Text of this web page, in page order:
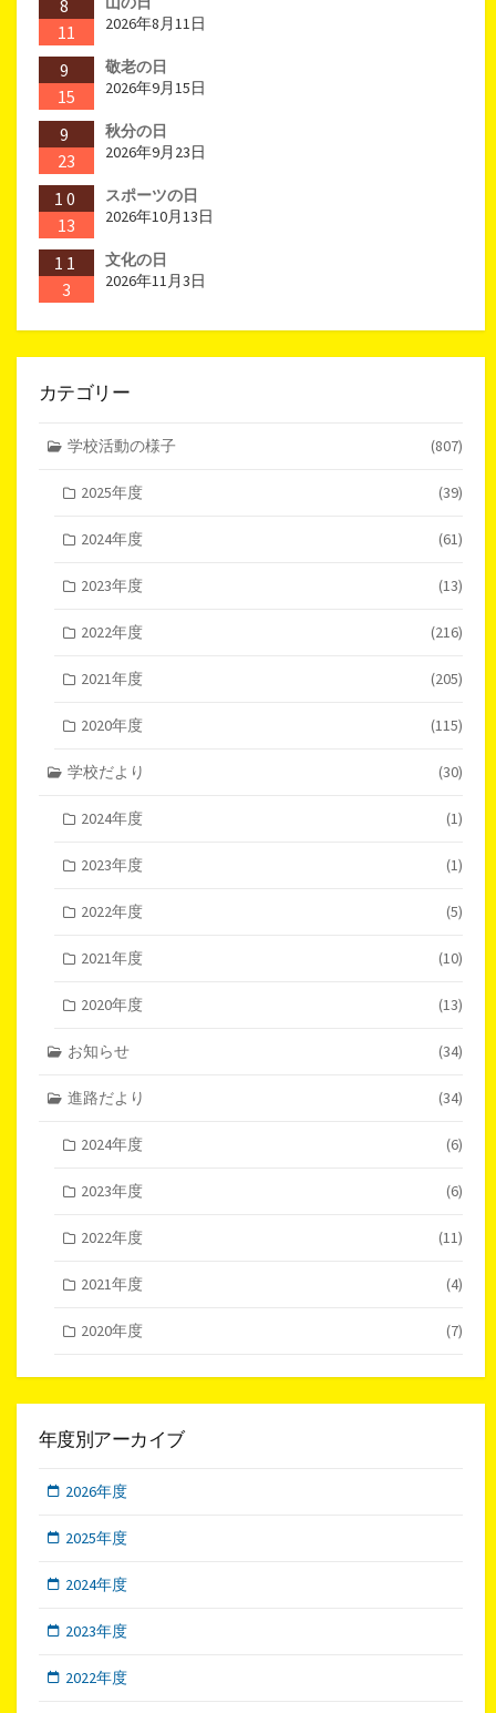
8
11
2026年8月11日
9
15
敬老の日
2026年9月15日
9
23
秋分の日
2026年9月23日
10
13
スポーツの日
2026年10月13日
11
3
文化の日
2026年11月3日
カテゴリー
学校活動の様子 (807)
2025年度 (39)
2024年度 (61)
2023年度 (13)
2022年度 (216)
2021年度 (205)
2020年度 (115)
学校だより (30)
2024年度 (1)
2023年度 (1)
2022年度 (5)
2021年度 (10)
2020年度 (13)
お知らせ (34)
進路だより (34)
2024年度 (6)
2023年度 (6)
2022年度 (11)
2021年度 (4)
2020年度 (7)
年度別アーカイブ
2026年度
2025年度
2024年度
2023年度
2022年度